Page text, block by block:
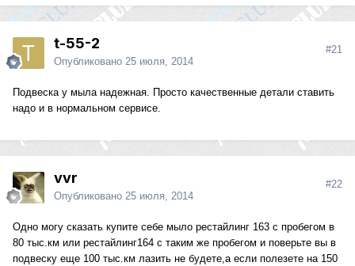
t-55-2
Опубликовано 25 июля, 2014
#21
Подвеска у мыла надежная. Просто качественные детали ставить
надо и в нормальном сервисе.
vvr
Опубликовано 25 июля, 2014
#22
Одно могу сказать купите себе мыло рестайлинг 163 с пробегом в
80 тыс.км или рестайлинг164 с таким же пробегом и поверьте вы в
подвеску еще 100 тыс.км лазить не будете,а если полезете на 150